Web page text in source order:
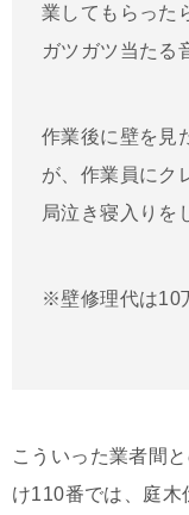
業してもらった
ガツガツ当たる
作業後に壁を見
が、作業員にク
局泣き寝入りを
※壁修理代は10
こういった業者間
け110番では、庭木